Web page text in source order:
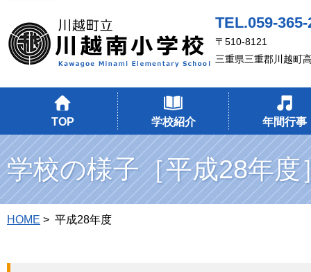
TEL.059-365-
〒510-8121
三重県三重郡川越町
TOP 学校紹介 年間行事
学校の様子［平成28年度
HOME > 平成28年度